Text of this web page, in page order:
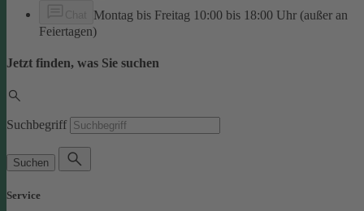
Montag bis Freitag 10:00 bis 18:00 Uhr (außer an
Feiertagen)
Jetzt finden, was Sie suchen
Suchbegriff
Suchen
Service